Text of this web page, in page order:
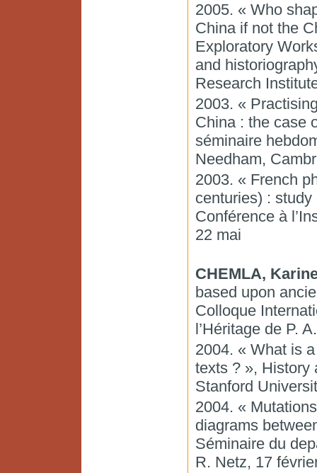
2005. « Who
China if not the
Exploratory
and
Research
2003. «
China : the case
séminaire
Needham,
2003. « French
centuries) :
Conférence à
22 mai
CHEMLA,
based upon
Colloque
l’Héritage de P.
2004. « What is
texts ? », History
Stanford
2004. «
diagrams
Séminaire du
R. Netz, 17